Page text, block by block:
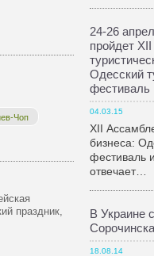
Чоп
праздник,
24-26
пройдет
Одесский
фестиваль
04.03.15
XII
бизнеса:
фестиваль
отвечает…
В Украине
18.08.14